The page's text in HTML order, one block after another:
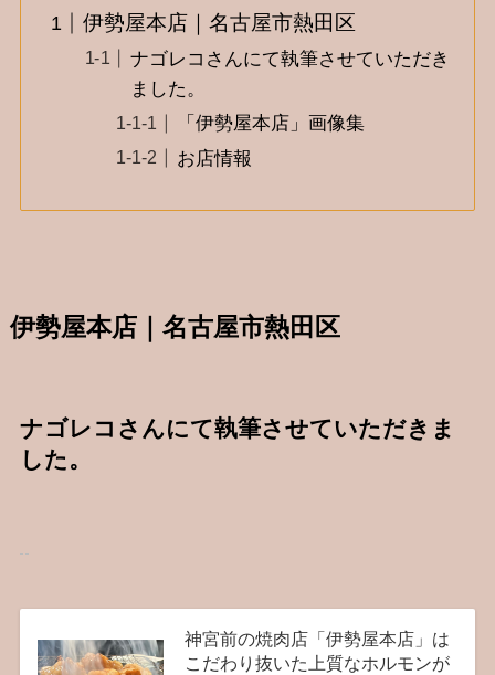
伊勢屋本店｜名古屋市熱田区
ナゴレコさんにて執筆させていただき
ました。
「伊勢屋本店」画像集
お店情報
伊勢屋本店｜名古屋市熱田区
ナゴレコさんにて執筆させていただきま
した。
神宮前の焼肉店「伊勢屋本店」は
こだわり抜いた上質なホルモンが